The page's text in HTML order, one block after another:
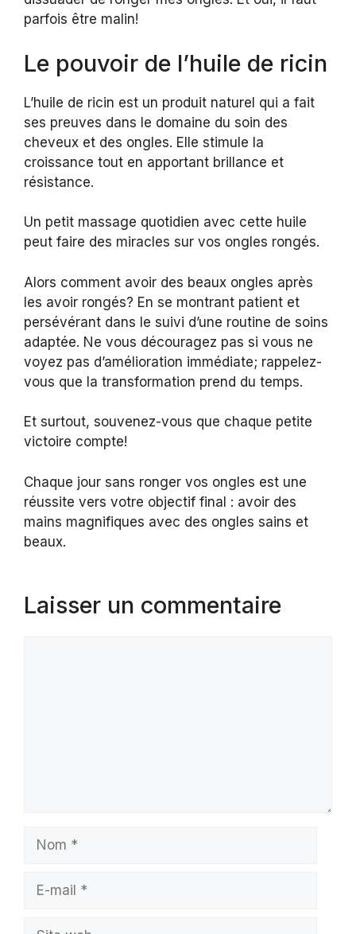
parfois être malin!
Le pouvoir de l’huile de ricin
L’huile de ricin est un produit naturel qui a fait
ses preuves dans le domaine du soin des
cheveux et des ongles. Elle stimule la
croissance tout en apportant brillance et
résistance.
Un petit massage quotidien avec cette huile
peut faire des miracles sur vos ongles rongés.
Alors comment avoir des beaux ongles après
les avoir rongés? En se montrant patient et
persévérant dans le suivi d’une routine de soins
adaptée. Ne vous découragez pas si vous ne
voyez pas d’amélioration immédiate; rappelez-
vous que la transformation prend du temps.
Et surtout, souvenez-vous que chaque petite
victoire compte!
Chaque jour sans ronger vos ongles est une
réussite vers votre objectif final : avoir des
mains magnifiques avec des ongles sains et
beaux.
Laisser un commentaire
mail